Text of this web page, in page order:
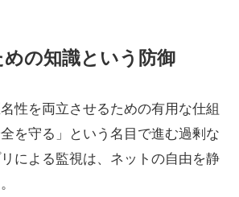
めの知識という防御
性を両立させるための有用な仕組
を守る」という名目で進む過剰な
による監視は、ネットの自由を静